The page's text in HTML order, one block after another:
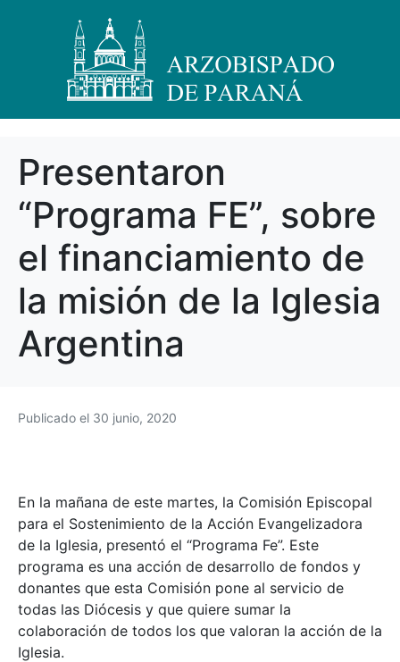
Presentaron
“Programa FE”, sobre
el financiamiento de
la misión de la Iglesia
Argentina
Publicado el 30 junio, 2020
En la mañana de este martes, la Comisión Episcopal
para el Sostenimiento de la Acción Evangelizadora
de la Iglesia, presentó el “Programa Fe”. Este
programa es una acción de desarrollo de fondos y
donantes que esta Comisión pone al servicio de
todas las Diócesis y que quiere sumar la
colaboración de todos los que valoran la acción de la
Iglesia.